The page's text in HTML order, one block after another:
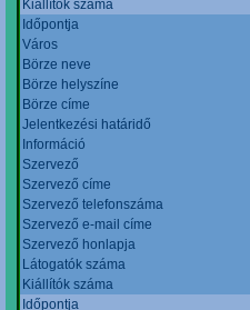
Kiállítók száma
Időpontja
Város
Börze neve
Börze helyszíne
Börze címe
Jelentkezési határidő
Információ
Szervező
Szervező címe
Szervező telefonszáma
Szervező e-mail címe
Szervező honlapja
Látogatók száma
Kiállítók száma
Időpontja